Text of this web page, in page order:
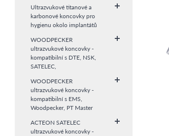
Ultrazvukové titanové a
karbonové koncovky pro
hygienu okolo implantátů
WOODPECKER
ultrazvukové koncovky -
kompatibilní s DTE, NSK,
SATELEC,
WOODPECKER
ultrazvukové koncovky -
kompatibilní s EMS,
Woodpecker, PT Master
ACTEON SATELEC
ultrazvukové koncovky -